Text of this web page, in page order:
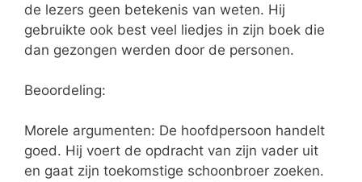
de lezers geen betekenis van weten. Hij
gebruikte ook best veel liedjes in zijn boek die
dan gezongen werden door de personen.
Beoordeling:
Morele argumenten: De hoofdpersoon handelt
goed. Hij voert de opdracht van zijn vader uit
en gaat zijn toekomstige schoonbroer zoeken.